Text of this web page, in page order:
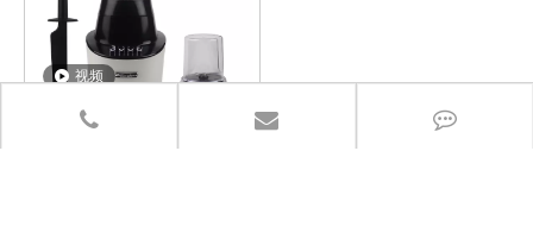
视频
搅拌机 300-350W
1500mL PC Jar Electric-